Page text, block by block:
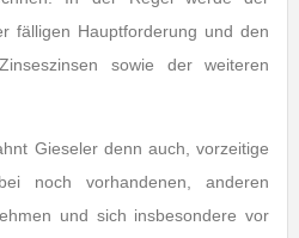
fälligen Hauptforderung und den
sowie der weiteren
Gieseler denn auch, vorzeitige
noch vorhandenen, anderen
und sich insbesondere vor